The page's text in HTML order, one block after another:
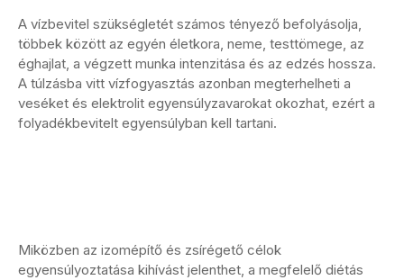
A vízbevitel szükségletét számos tényező befolyásolja,
többek között az egyén életkora, neme, testtömege, az
éghajlat, a végzett munka intenzitása és az edzés hossza.
A túlzásba vitt vízfogyasztás azonban megterhelheti a
veséket és elektrolit egyensúlyzavarokat okozhat, ezért a
folyadékbevitelt egyensúlyban kell tartani.
Miközben az izomépítő és zsírégető célok
egyensúlyoztatása kihívást jelenthet, a megfelelő diétás